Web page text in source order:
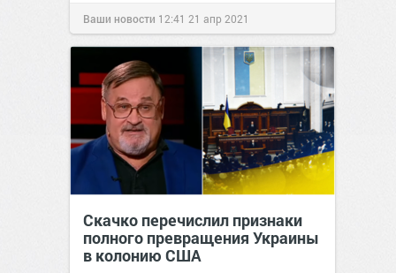
Ваши новости 12:41 21 апр 2021
Скачко перечислил признаки
полного превращения Украины
в колонию США